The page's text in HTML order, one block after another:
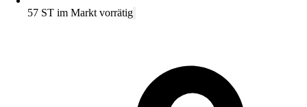
57 ST im Markt vorrätig